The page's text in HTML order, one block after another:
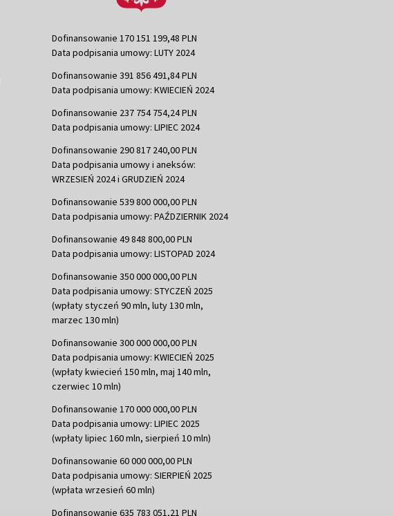
Dofinansowanie 170 151 199,48 PLN
Data podpisania umowy: LUTY 2024
Dofinansowanie 391 856 491,84 PLN
Data podpisania umowy: KWIECIEŃ 2024
Dofinansowanie 237 754 754,24 PLN
Data podpisania umowy: LIPIEC 2024
Dofinansowanie 290 817 240,00 PLN
Data podpisania umowy i aneksów:
WRZESIEŃ 2024 i GRUDZIEŃ 2024
Dofinansowanie 539 800 000,00 PLN
Data podpisania umowy: PAŹDZIERNIK 2024
Dofinansowanie 49 848 800,00 PLN
Data podpisania umowy: LISTOPAD 2024
Dofinansowanie 350 000 000,00 PLN
Data podpisania umowy: STYCZEŃ 2025
(wpłaty styczeń 90 mln, luty 130 mln,
marzec 130 mln)
Dofinansowanie 300 000 000,00 PLN
Data podpisania umowy: KWIECIEŃ 2025
(wpłaty kwiecień 150 mln, maj 140 mln,
czerwiec 10 mln)
Dofinansowanie 170 000 000,00 PLN
Data podpisania umowy: LIPIEC 2025
(wpłaty lipiec 160 mln, sierpień 10 mln)
Dofinansowanie 60 000 000,00 PLN
Data podpisania umowy: SIERPIEŃ 2025
(wpłata wrzesień 60 mln)
Dofinansowanie 635 783 051,21 PLN